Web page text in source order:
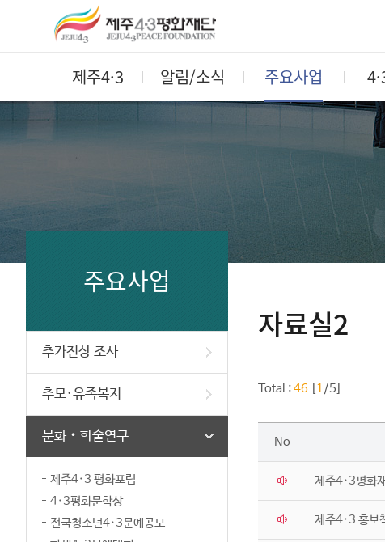
제주4·3 알림/소식 주요사업
주요사업
추가진상 조사
추모·유족복지
문화‧학술연구
제주4·3 평화포럼
4·3평화문학상
전국청소년4·3문예공모
자료실2
Total :46[ 1 /5]
No
제주4·3평화
제주4·3 홍보